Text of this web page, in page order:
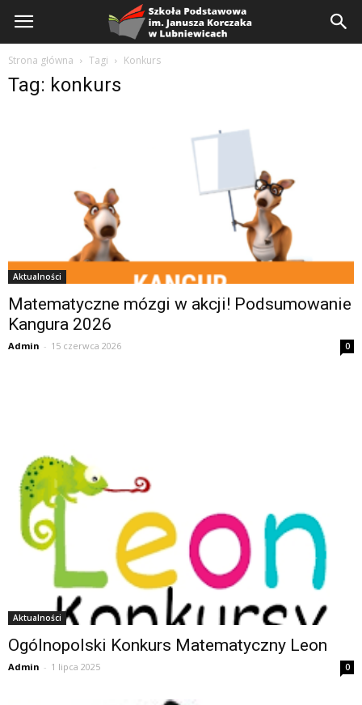
Szkoła
Podstawowa
Strona główna Tagi Konkurs
Tag: konkurs
Aktualności
Matematyczne mózgi w akcji! Podsumowanie
Kangura 2026
Admin - 15 czerwca 2026 0
Aktualności
Ogólnopolski Konkurs Matematyczny Leon
Admin - 1 lipca 2025 0